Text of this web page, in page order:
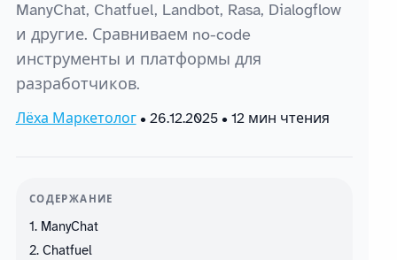
ManyChat, Chatfuel, Landbot, Rasa, Dialogflow
и другие. Сравниваем no-code
инструменты и платформы для
разработчиков.
Лёха Маркетолог• 26.12.2025• 12 мин чтения
СОДЕРЖАНИЕ
1. ManyChat
2. Chatfuel